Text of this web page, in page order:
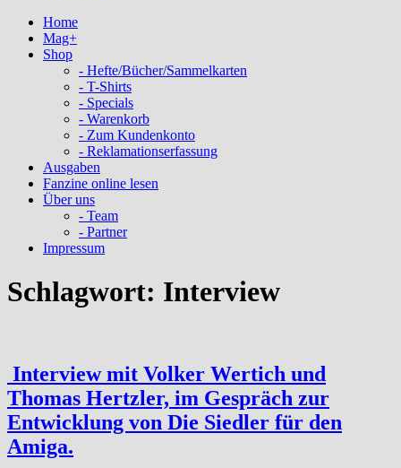
Home
Mag+
Shop
- Hefte/Bücher/Sammelkarten
- T-Shirts
- Specials
- Warenkorb
- Zum Kundenkonto
- Reklamationserfassung
Ausgaben
Fanzine online lesen
Über uns
- Team
- Partner
Impressum
Schlagwort: Interview
Interview mit Volker Wertich und
Thomas Hertzler, im Gespräch zur
Entwicklung von Die Siedler für den
Amiga.